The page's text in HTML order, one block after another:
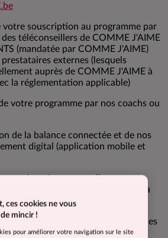
votre souscription au programme par
téléconseillers de COMME J'AIME
(mandatée par COMME J'AIME)
externes (lesquels
auprès de COMME J'AIME à
la réglementation applicable)
votre programme par nos coachs ou
de la balance connectée et de nos
digital (application mobile et
donnée personnelle non-
de traitement mentionnée lors de la
peuvent être transférées vers des
tel transfert n'interviendra qu'à
ces cookies ne vous
mincir !
pour améliorer votre navigation sur le site